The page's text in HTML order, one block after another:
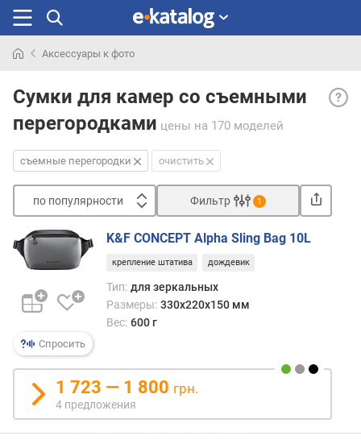
раньше
Аксессуары к фото
Сумки для камер со съемными
перегородками цены на 170 моделей
съемные перегородки очистить
по популярности
п
о
о
п
л
я
р
н
о
с
Фильтр 1
Спросить
K&F CONCEPT Alpha Sling Bag 10L
крепление штатива дождевик
Тип: для зеркальных
Размеры: 330х220х150 мм
Вес: 600 г
1 723 — 1 800 грн.
4 предложения